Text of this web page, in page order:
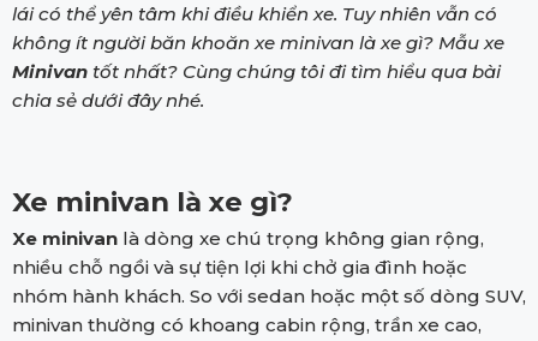
lái có thể yên tâm khi điều khiển xe. Tuy nhiên vẫn có
không ít người băn khoăn xe minivan là xe gì? Mẫu xe
Minivan tốt nhất? Cùng chúng tôi đi tìm hiểu qua bài
chia sẻ dưới đây nhé.
Xe minivan là xe gì?
Xe minivan là dòng xe chú trọng không gian rộng,
nhiều chỗ ngồi và sự tiện lợi khi chở gia đình hoặc
nhóm hành khách. So với sedan hoặc một số dòng SUV,
minivan thường có khoang cabin rộng, trần xe cao,